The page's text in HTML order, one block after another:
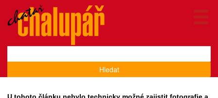
Hledat